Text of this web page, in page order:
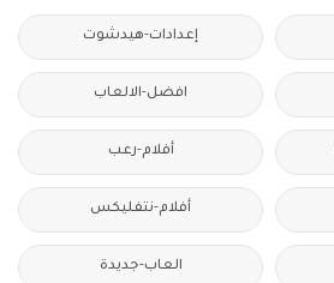
إعدادات-هيدشوت
افضل-الالعاب
أفلام-رعب
أفلام-نتفليكس
العاب-جديدة